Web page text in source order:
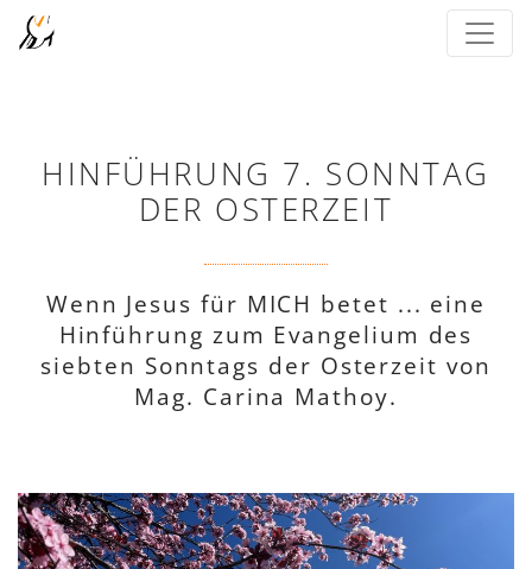
HINFÜHRUNG 7. SONNTAG
DER OSTERZEIT
Wenn Jesus für MICH betet ... eine
Hinführung zum Evangelium des
siebten Sonntags der Osterzeit von
Mag. Carina Mathoy.